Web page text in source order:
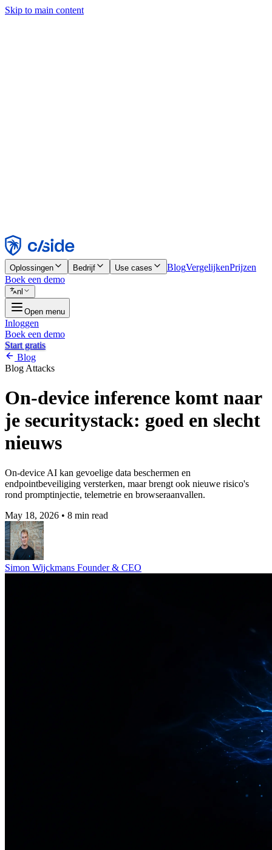
Skip to main content
Weigeren
Oplossingen Bedrijf Use cases BlogVergelijkenPrijzen
Boek een demo
nl
Open menu
Inloggen
Boek een demo
Start gratis
Blog
Blog Attacks
On-device inference komt naar
je securitystack: goed en slecht
nieuws
On-device AI kan gevoelige data beschermen en
endpointbeveiliging versterken, maar brengt ook nieuwe risico's
rond promptinjectie, telemetrie en browseraanvallen.
May 18, 2026 • 8 min read
Simon Wijckmans Founder & CEO